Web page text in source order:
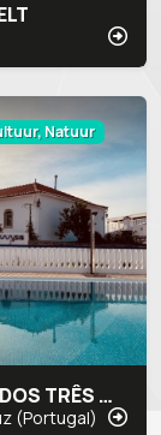
Natuur
MONTE DOS TRÊS MOINHOS
(Portugal)